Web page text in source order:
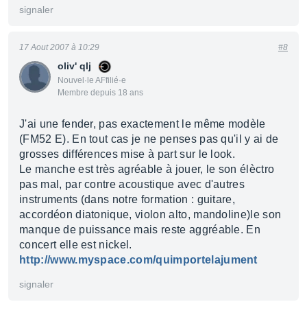
signaler
oliv' qlj
Nouvel·le AFfilié·e
Membre depuis 18 ans
17 Aout 2007 à 10:29 #8
J'ai une fender, pas exactement le même modèle
(FM52 E). En tout cas je ne penses pas qu'il y ai de
grosses différences mise à part sur le look.
Le manche est très agréable à jouer, le son élèctro
pas mal, par contre acoustique avec d'autres
instruments (dans notre formation : guitare,
accordéon diatonique, violon alto, mandoline)le son
manque de puissance mais reste aggréable. En
concert elle est nickel.
http://www.myspace.com/quimportelajument
signaler